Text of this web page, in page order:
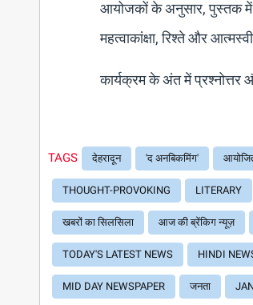
आयोजकों के अनुसार, पुस्तक में
महत्वाकांक्षा, रिश्ते और
कार्यक्रम के अंत में प्रश्नोत्तर
TAGS देहरादून 'द अनबिकमिंग'
THOUGHT-PROVOKING LITERARY
खबरों का सिलसिला आज की ब्रेंकिग न्यूज़
TODAY'S LATEST NEWS HINDI
MID DAY NEWSPAPER जनता